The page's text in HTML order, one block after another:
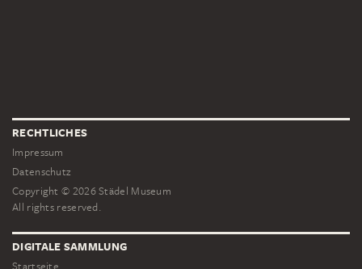
RECHTLICHES
Impressum
Datenschutz
Copyright © 2026 Städel Museum
All rights reserved.
DIGITALE SAMMLUNG
Startseite